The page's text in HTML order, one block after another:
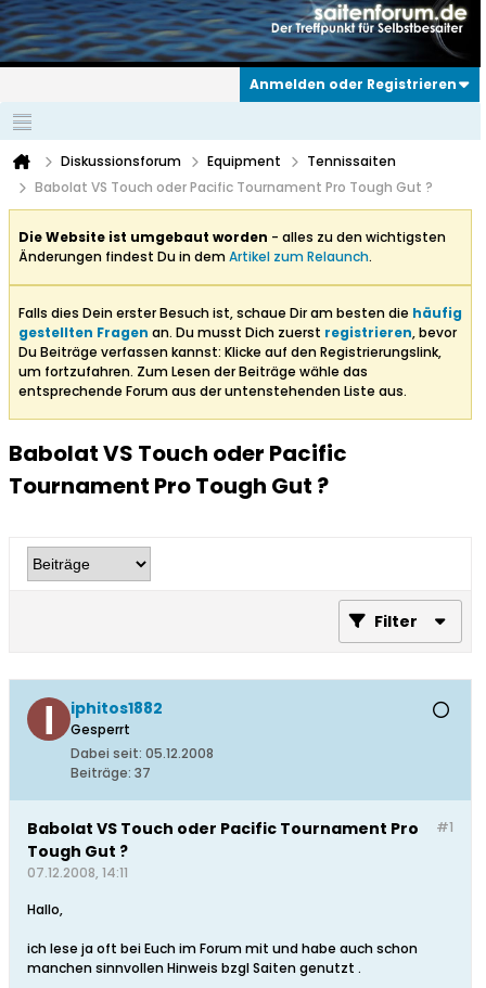
Anmelden oder Registrieren
Diskussionsforum Equipment
Tennissaiten
Babolat VS Touch oder Pacific Tournament Pro Tough Gut ?
Die Website ist umgebaut worden - alles zu den wichtigsten
Änderungen findest Du in demArtikel zum Relaunch.
Falls dies Dein erster Besuch ist, schaue Dir am besten die häufig
gestellten Fragen an. Du musst Dich zuerst registrieren, bevor
Du Beiträge verfassen kannst: Klicke auf den Registrierungslink,
um fortzufahren. Zum Lesen der Beiträge wähle das
entsprechende Forum aus der untenstehenden Liste aus.
Babolat VS Touch oder Pacific
Tournament Pro Tough Gut ?
Filter
iphitos1882
Gesperrt
Dabei seit: 05.12.2008
Beiträge: 37
#1
Babolat VS Touch oder Pacific Tournament Pro
Tough Gut ?
07.12.2008, 14:11
Hallo,
ich lese ja oft bei Euch im Forum mit und habe auch schon
manchen sinnvollen Hinweis bzgl Saiten genutzt .